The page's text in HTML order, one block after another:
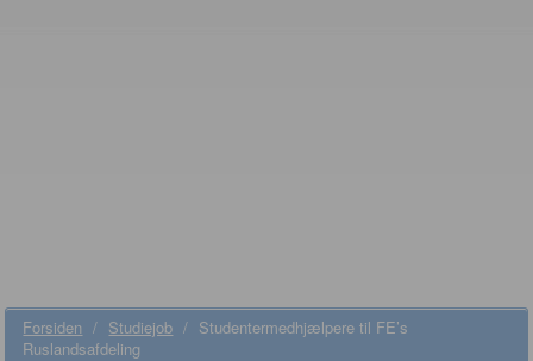
Forsiden / Studiejob / Studentermedhjælpere til FE’s
Ruslandsafdeling